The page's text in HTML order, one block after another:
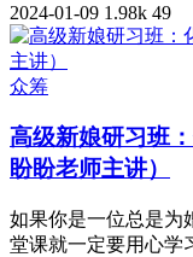
2024-01-09 1.98k 49
众筹
高级新娘研习班
盼盼老师主讲）
如果你是一位总是为
堂课就一定要用心学